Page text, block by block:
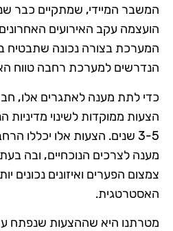
המשבר המיידי, שמתקיים כבר
הועצמה עקב האירועים
המערכת בצורה נכונה שתבטיח
הנדרשים למערכת רחבה טווח
כדי לתת מענה לאתגרים אלו,
הצעות ממוקדות לשינוי מדיניות
3-5 שנים. הצעות אלו יכללו
מענה לצרכים הנוכחיים, ובה
צמצום הפערים ואיזונים נכונים
האסטרטגית.
מטרתנו היא שההצעות שנפתח